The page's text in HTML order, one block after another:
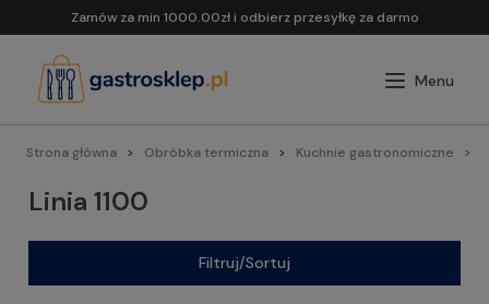
Zamów za min 1000.00zł i odbierz przesyłkę za darmo
Strona główna Obróbka termiczna Kuchnie gastronomiczne
Linia 1100
Filtruj/Sortuj